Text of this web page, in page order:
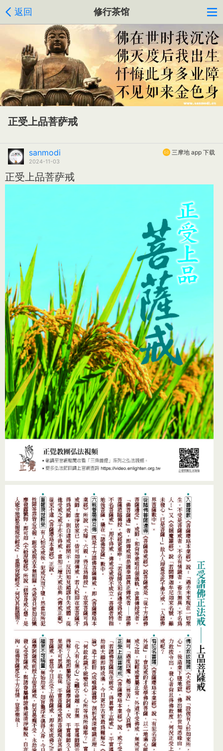
返回 修行茶馆
正受上品菩萨戒
三摩地 app 下载
sanmodi
2024-11-03
正受上品菩萨戒